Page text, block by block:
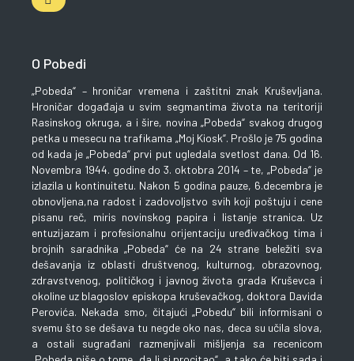
O Pobedi
„Pobeda“ – hroničar vremena i zaštitni znak Kruševljana.
Hroničar događaja u svim segmantima života na teritoriji
Rasinskog okruga, a i šire, novina „Pobeda“ svakog drugog
petka u mesecu na trafikama „Moj Kiosk“. Prošlo je 75 godina
od kada je „Pobeda“ prvi put ugledala svetlost dana. Od 16.
Novembra 1944. godine do 3. oktobra 2014 – te, „Pobeda“ je
izlazila u kontinuitetu. Nakon 5 godina pauze, 6.decembra je
obnovljena,na radost i zadovoljstvo svih koji poštuju i cene
pisanu reč, miris novinskog papira i listanje stranica. Uz
entuzijazam i profesionalnu orijentaciju uređivačkog tima i
brojnih saradnika „Pobeda“ će na 24 strane beležiti sva
dešavanja iz oblasti društvenog, kulturnog, obrazovnog,
zdravstvenog, političkog i javnog života grada Kruševca i
okoline uz blagoslov episkopa kruševačkog, doktora Davida
Perovića. Nekada smo, čitajući „Pobedu“ bili informisani o
svemu što se dešava tu negde oko nas, deca su učila slova,
a ostali sugrađani razmenjivali mišljenja sa recenicom